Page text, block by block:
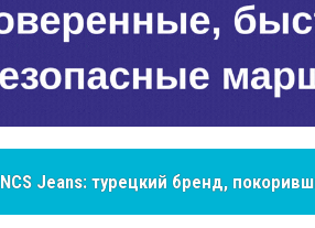
Cottonhill покоряет мировые рынки